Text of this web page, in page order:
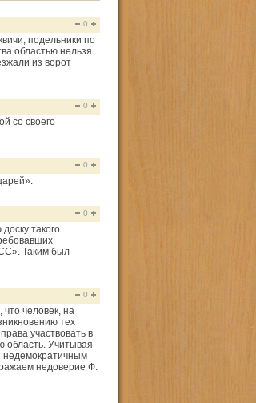
0
подельники по
областью нельзя
из ворот
0
со своего
0
0
такого
Таким был
0
человек, на
тех
участвовать в
область. Учитывая
недемократичным
недоверие Ф.